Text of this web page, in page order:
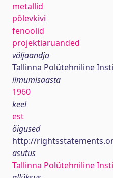
metallid
põlevkivi
fenoolid
projektiaruanded
väljaandja
Tallinna Polütehniline
ilmumisaasta
1960
keel
est
õigused
http://
asutus
Tallinna Polütehniline